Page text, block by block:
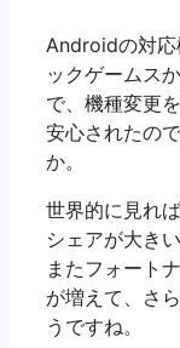
Androidの対
ックゲームス
で、機種変更
安心されたの
か。
世界的に見れ
シェアが大き
またフォート
が増えて、さ
うですね。